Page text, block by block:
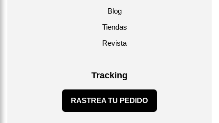
Blog
Tiendas
Revista
Tracking
RASTREA TU PEDIDO